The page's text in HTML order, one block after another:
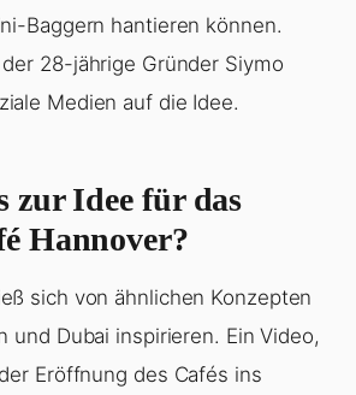
Baggern hantieren können.
der 28-jährige Gründer Siymo
Medien auf die Idee.
zur Idee für das
Hannover?
sich von ähnlichen Konzepten
und Dubai inspirieren. Ein Video,
Eröffnung des Cafés ins